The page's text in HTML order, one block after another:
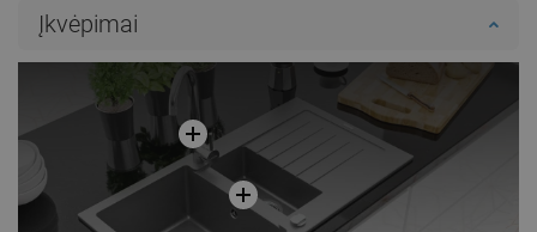
Įkvėpimai